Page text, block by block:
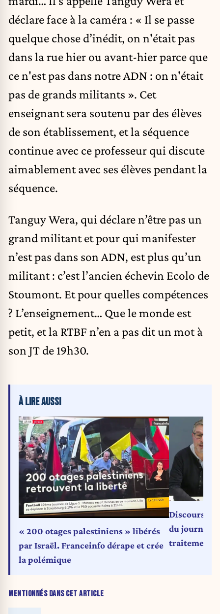
déclare face à la caméra : « Il se passe
quelque chose d’inédit, on n'était pas
dans la rue hier ou avant-hier parce que
ce n'est pas dans notre ADN : on n'était
pas de grands militants ». Cet
enseignant sera soutenu par des élèves
de son établissement, et la séquence
continue avec ce professeur qui discute
aimablement avec ses élèves pendant la
séquence.
Tanguy Wera, qui déclare n’être pas un
grand militant et pour qui manifester
n’est pas dans son ADN, est plus qu’un
militant : c’est l’ancien échevin Ecolo de
Stoumont. Et pour quelles compétences
? L’enseignement… Que le monde est
petit, et la RTBF n’en a pas dit un mot à
son JT de 19h30.
MENTIONNÉS DANS CET ARTICLE
À LIRE AUSSI
« 200 otages palestiniens » libérés
par Israël. Franceinfo dérape et crée
la polémique
Discours de
du
traitement